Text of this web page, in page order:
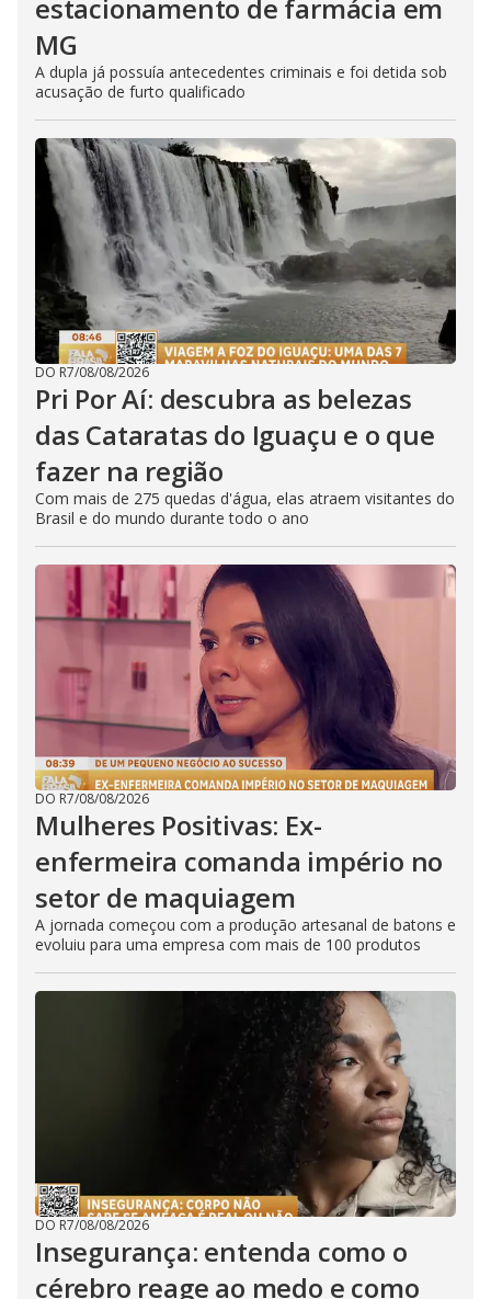
estacionamento de farmácia em
MG
A dupla já possuía antecedentes criminais e foi detida sob
acusação de furto qualificado
DO R7/08/08/2026
Pri Por Aí: descubra as belezas
das Cataratas do Iguaçu e o que
fazer na região
Com mais de 275 quedas d'água, elas atraem visitantes do
Brasil e do mundo durante todo o ano
DO R7/08/08/2026
Mulheres Positivas: Ex-
enfermeira comanda império no
setor de maquiagem
A jornada começou com a produção artesanal de batons e
evoluiu para uma empresa com mais de 100 produtos
DO R7/08/08/2026
Insegurança: entenda como o
cérebro reage ao medo e como